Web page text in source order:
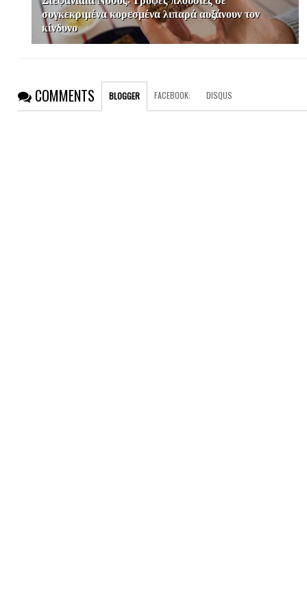
συγκεκριμένα κορεσμένα λιπαρά αυξάνουν τον
κίνδυνο
COMMENTS BLOGGER FACEBOOK: DISQUS